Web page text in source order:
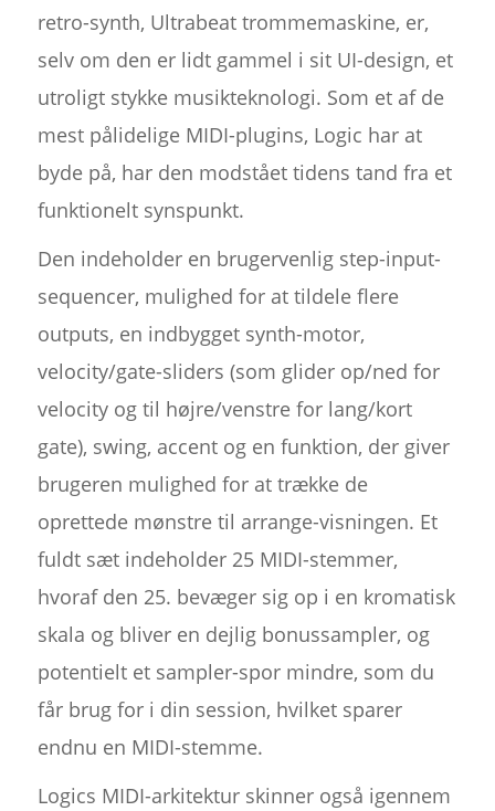
retro-synth, Ultrabeat trommemaskine, er,
selv om den er lidt gammel i sit UI-design, et
utroligt stykke musikteknologi. Som et af de
mest pålidelige MIDI-plugins, Logic har at
byde på, har den modstået tidens tand fra et
funktionelt synspunkt.
Den indeholder en brugervenlig step-input-
sequencer, mulighed for at tildele flere
outputs, en indbygget synth-motor,
velocity/gate-sliders (som glider op/ned for
velocity og til højre/venstre for lang/kort
gate), swing, accent og en funktion, der giver
brugeren mulighed for at trække de
oprettede mønstre til arrange-visningen. Et
fuldt sæt indeholder 25 MIDI-stemmer,
hvoraf den 25. bevæger sig op i en kromatisk
skala og bliver en dejlig bonussampler, og
potentielt et sampler-spor mindre, som du
får brug for i din session, hvilket sparer
endnu en MIDI-stemme.
Logics MIDI-arkitektur skinner også igennem